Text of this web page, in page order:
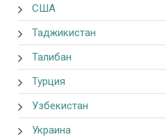
США
Таджикистан
Талибан
Турция
Узбекистан
Украина